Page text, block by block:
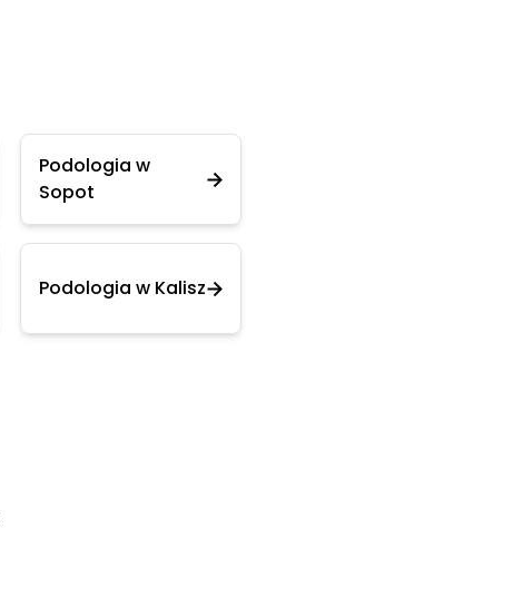
Podologia w
Sopot
Podologia w Kalisz